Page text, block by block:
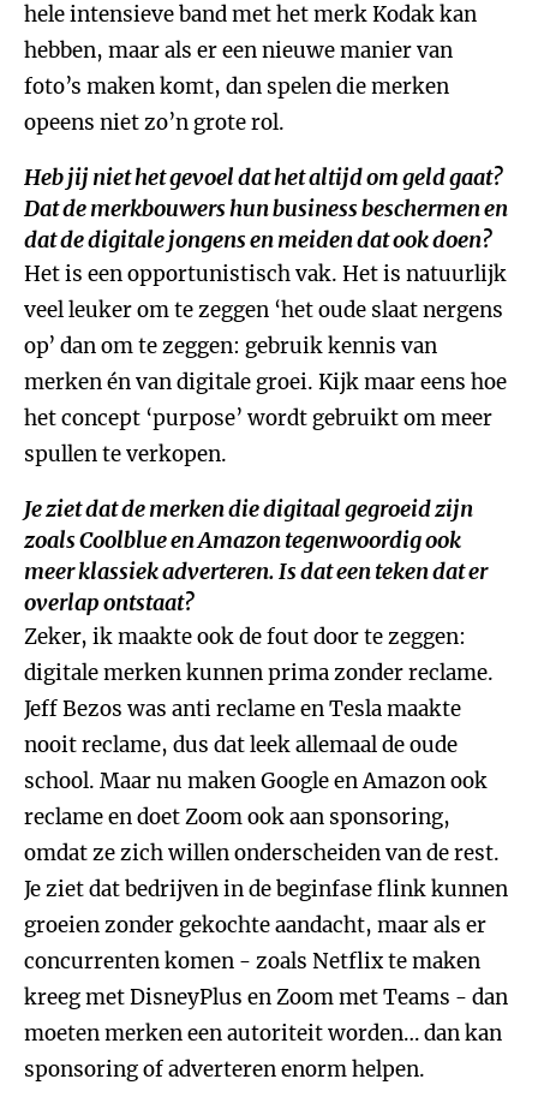
hele intensieve band met het merk Kodak kan
hebben, maar als er een nieuwe manier van
foto’s maken komt, dan spelen die merken
opeens niet zo’n grote rol.
Heb jij niet het gevoel dat het altijd om geld gaat?
Dat de merkbouwers hun business beschermen en
dat de digitale jongens en meiden dat ook doen?
Het is een opportunistisch vak. Het is natuurlijk
veel leuker om te zeggen ‘het oude slaat nergens
op’ dan om te zeggen: gebruik kennis van
merken én van digitale groei. Kijk maar eens hoe
het concept ‘purpose’ wordt gebruikt om meer
spullen te verkopen.
Je ziet dat de merken die digitaal gegroeid zijn
zoals Coolblue en Amazon tegenwoordig ook
meer klassiek adverteren. Is dat een teken dat er
overlap ontstaat?
Zeker, ik maakte ook de fout door te zeggen:
digitale merken kunnen prima zonder reclame.
Jeff Bezos was anti reclame en Tesla maakte
nooit reclame, dus dat leek allemaal de oude
school. Maar nu maken Google en Amazon ook
reclame en doet Zoom ook aan sponsoring,
omdat ze zich willen onderscheiden van de rest.
Je ziet dat bedrijven in de beginfase flink kunnen
groeien zonder gekochte aandacht, maar als er
concurrenten komen - zoals Netflix te maken
kreeg met DisneyPlus en Zoom met Teams - dan
moeten merken een autoriteit worden… dan kan
sponsoring of adverteren enorm helpen.